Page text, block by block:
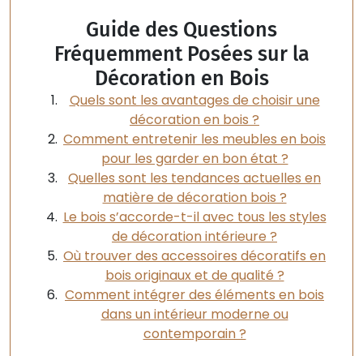
Guide des Questions
Fréquemment Posées sur la
Décoration en Bois
Quels sont les avantages de choisir une
décoration en bois ?
Comment entretenir les meubles en bois
pour les garder en bon état ?
Quelles sont les tendances actuelles en
matière de décoration bois ?
Le bois s’accorde-t-il avec tous les styles
de décoration intérieure ?
Où trouver des accessoires décoratifs en
bois originaux et de qualité ?
Comment intégrer des éléments en bois
dans un intérieur moderne ou
contemporain ?